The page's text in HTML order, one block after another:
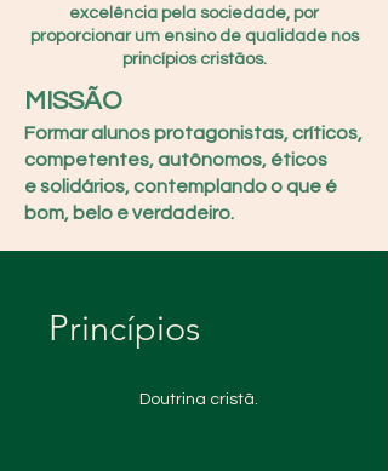
excelência pela sociedade, por
proporcionar um ensino de qualidade nos
princípios cristãos.
MISSÃO
Formar alunos protagonistas, críticos,
competentes,autônomos, éticos
e solidários, contemplando o que é
bom, belo e verdadeiro.
Princípios
Doutrina cristã.